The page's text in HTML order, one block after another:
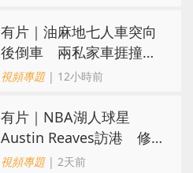
有片｜油麻地七人車突向
後倒車 兩私家車捱撞
司機不顧而去
視頻專題| 12小時前
有片｜NBA湖人球星
Austin Reaves訪港 修
頓與青少年交流球技
視頻專題| 2天前